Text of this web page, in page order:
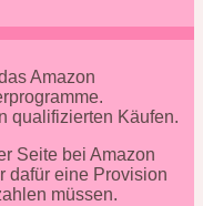
Amazon
qualifizierten Käufen.
Seite bei Amazon
dafür eine Provision
müssen.